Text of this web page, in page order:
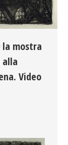
la mostra
alla
Video